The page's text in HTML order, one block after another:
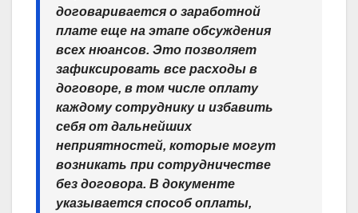
договаривается о заработной
плате еще на этапе обсуждения
всех нюансов. Это позволяет
зафиксировать все расходы в
договоре, в том числе оплату
каждому сотруднику и избавить
себя от дальнейших
неприятностей, которые могут
возникать при сотрудничестве
без договора. В документе
указывается способ оплаты,